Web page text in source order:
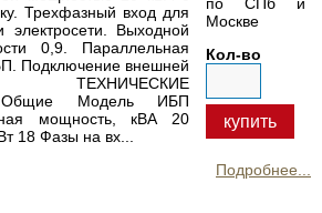
Москве
Кол-во
купить
Трехфазный вход для
электросети. Выходной
0,9. Параллельная
Подключение внешней
ТЕХНИЧЕСКИЕ
Общие Модель ИБП
мощность, кВА 20
18 Фазы на вх...
Подробнее...